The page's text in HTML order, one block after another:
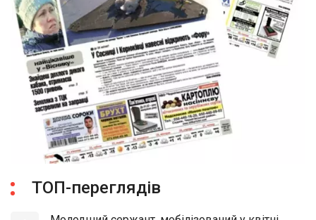
ТОП-переглядів